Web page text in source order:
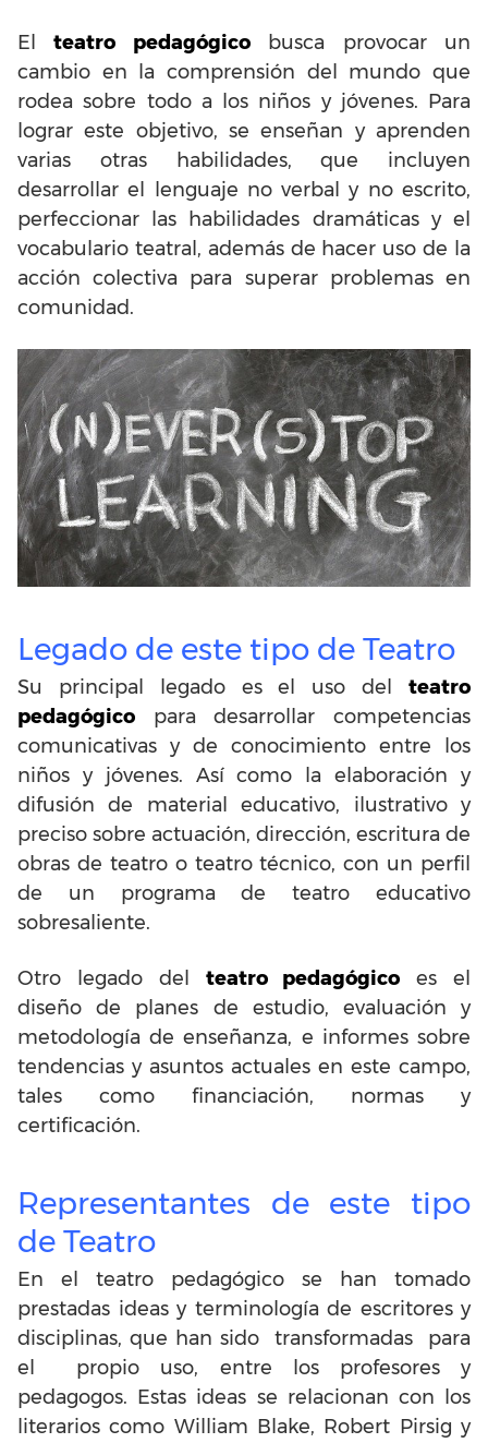
Elteatro pedagógicobusca provocar un
cambio en la comprensión del mundo que
rodea sobre todo a los niños y jóvenes. Para
lograr este objetivo, se enseñan y aprenden
varias otras habilidades, que incluyen
desarrollar el lenguaje no verbal y no escrito,
perfeccionar las habilidades dramáticas y el
vocabulario teatral, además de hacer uso de la
acción colectiva para superar problemas en
comunidad.
Legado de este tipo de Teatro
Su principal legado es el uso del teatro
pedagógico para desarrollar competencias
comunicativas y de conocimiento entre los
niños y jóvenes. Así como la elaboración y
difusión de material educativo, ilustrativo y
preciso sobre actuación, dirección, escritura de
obras de teatro o teatro técnico, con un perfil
de un programa de teatro educativo
sobresaliente.
Otro legado del teatro pedagógico es el
diseño de planes de estudio, evaluación y
metodología de enseñanza, e informes sobre
tendencias y asuntos actuales en este campo,
tales como financiación, normas y
certificación.
Representantes de este tipo
de Teatro
En el teatro pedagógico se han tomado
prestadas ideas y terminología de escritores y
disciplinas, que han sido transformadas para
el propio uso, entre los profesores y
pedagogos. Estas ideas se relacionan con los
literarios como William Blake, Robert Pirsig y